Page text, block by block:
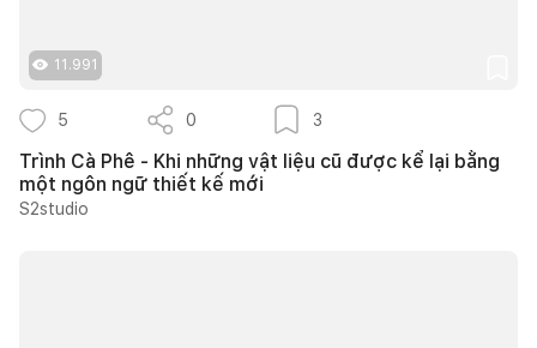
11.991
5 0 3
Trình Cà Phê - Khi những vật liệu cũ được kể lại bằng
một ngôn ngữ thiết kế mới
S2studio